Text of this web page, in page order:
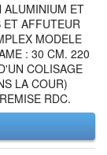
ALUMINIUM ET
ET AFFUTEUR
MODELE
: 30 CM. 220
COLISAGE
LA COUR)
RDC.